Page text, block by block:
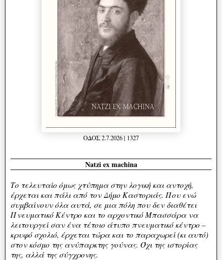
ΟΔΟΣ 2.7.2026 | 1327
Natzi ex machina
Το τελευταίο όμως χτύπημα στην λογική και αντοχή,
έρχεται και πάλι από τον Δήμο Καστοριάς. Που ενώ
συμβαίνουν όλα αυτά, σε μια πόλη που δεν διαθέτει
Πνευματικό Κέντρο και το αρχοντικό Μπασσάρα να
λειτουργεί σαν ένα τέτοιο άτυπο πνευματικό κέντρο –
κρυφό σχολιό, έρχεται τώρα και το παραχωρεί (κι αυτό)
στον κόσμο της ανύπαρκτης γούνας. Όχι της ιστορίας
της, αλλά της σύγχρονης.